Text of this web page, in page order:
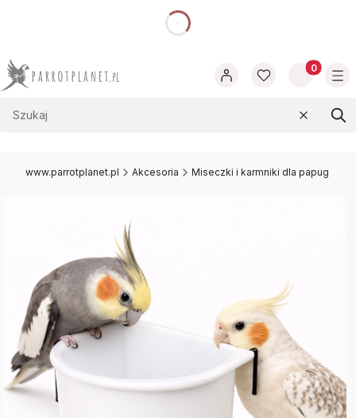
Produkty
Wyczyść
www.parrotplanet.pl Akcesoria Miseczki i karmniki dla papug